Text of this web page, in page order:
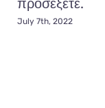
July 7th, 2022